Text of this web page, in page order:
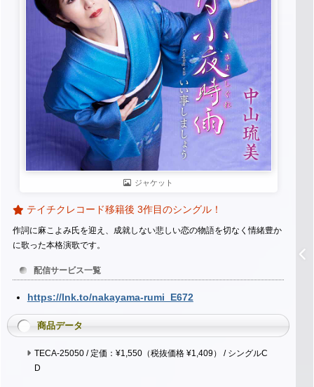
ジャケット
テイチクレコード移籍後 3作目のシングル！
作詞に麻こよみ氏を迎え、成就しない悲しい恋の物語を切なく情緒豊か
に歌った本格演歌です。
配信サービス一覧
https://lnk.to/nakayama-rumi_E672
商品データ
TECA-25050 / 定価：¥1,550（税抜価格 ¥1,409） / シングルC
D